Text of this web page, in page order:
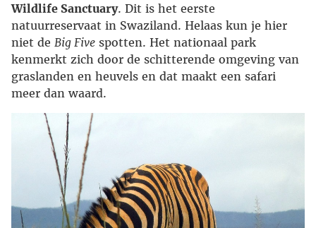
Wildlife Sanctuary. Dit is het eerste
natuurreservaat in Swaziland. Helaas kun je hier
niet de Big Five spotten. Het nationaal park
kenmerkt zich door de schitterende omgeving van
graslanden en heuvels en dat maakt een safari
meer dan waard.